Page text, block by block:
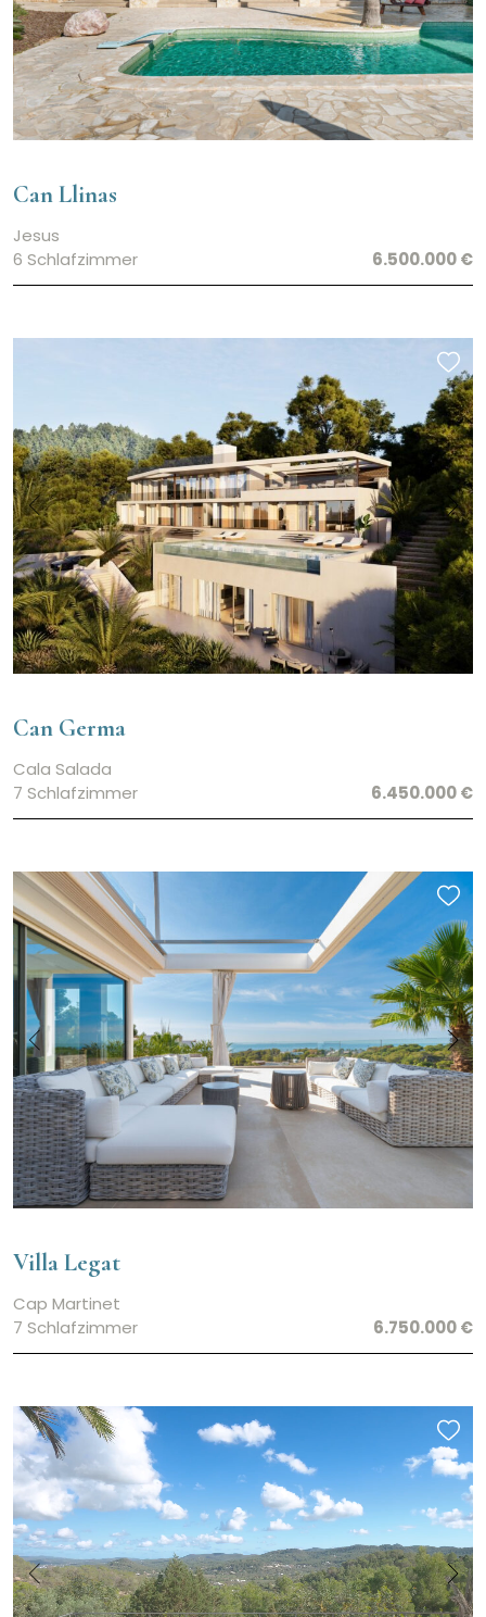
Can Llinas
Jesus
6 Schlafzimmer
6.500.000 €
Can Germa
Cala Salada
7 Schlafzimmer
6.450.000 €
Villa Legat
Cap Martinet
7 Schlafzimmer
6.750.000 €